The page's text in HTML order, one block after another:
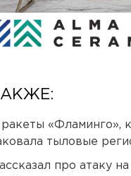
«Фламинго»,
тыловые
про атаку на